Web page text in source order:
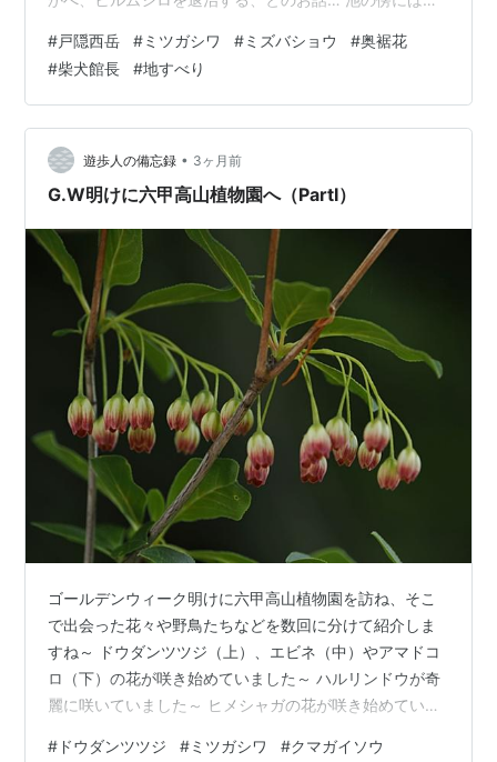
があるのか」を、お伝えする役目をいただいています…
池の岸辺におりて、普段から違った視点で西岳をみまし
た… 🐶「いい山じゃなぁ… ワシもこの視点からみたいも
んじゃ…」 （いやいや、柴犬は館長といえどもはいれま
せん…） 今日は、その裏側から西岳をみました… 右手の
高い山が西岳、その左手…
#戸隠西岳 #ミツガシワ #ミズバショウ #奥裾花
#柴犬館長 #地すべり
遊歩人の備忘録 • 3ヶ月前
G.W明けに六甲高山植物園へ（PartⅠ）
ゴールデンウィーク明けに六甲高山植物園を訪ね、そこ
で出会った花々や野鳥たちなどを数回に分けて紹介しま
すね～ ドウダンツツジ（上）、エビネ（中）やアマドコ
ロ（下）の花が咲き始めていました～ ハルリンドウが奇
麗に咲いていました～ ヒメシャガの花が咲き始めていま
# ドウダンツツジ #ミツガシワ #クマガイソウ